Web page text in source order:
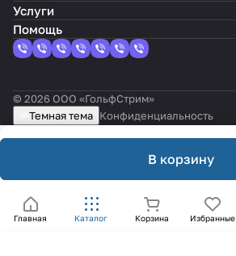
В корзину
Главная Каталог Корзина Избранные
Услуги
Помощь
© 2026 ООО «ГольфСтрим»
Темная тема Конфиденциальность